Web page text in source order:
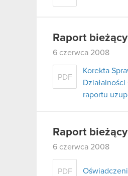
Raport
6 czerwca 2008
PDF
Korekta
raportu
Raport
6 czerwca 2008
PDF